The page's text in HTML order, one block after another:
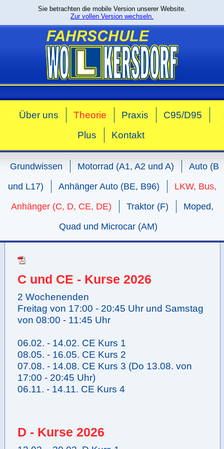
Sie betrachten die mobile Version unserer Website.
Zur vollen Version wechseln.
Über uns Theorie Praxis
C95/D95
Plus
Kontakt
Grundwissen Motorrad (A1, A2 und A)
Auto (B
und L17)
Anhänger Auto (BE, B96)
LKW, Bus,
Anhänger (C, D, CE, DE)
Traktor (F)
Moped,
Quad und Microcar (AM)
C und CE - Kurse 2026
2 Wochenenden
Freitag von 17:00 - 20:45 Uhr und Samstag
von 08:00 - 11:45 Uhr
06.02. - 14.02. CE Kurs 1
08.05. - 16.05. CE Kurs 2
07.08. - 14.08. CE Kurs 3 (Do 13.08. von
17:00 - 20:45 Uhr)
06.11. - 14.11. CE Kurs 4
D - Kurse 2026